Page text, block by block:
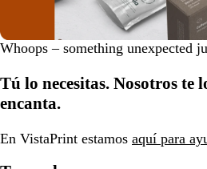
Whoops – something unexpected
Tú lo necesitas. Nosotros te
encanta.
En VistaPrint estamos aquí para